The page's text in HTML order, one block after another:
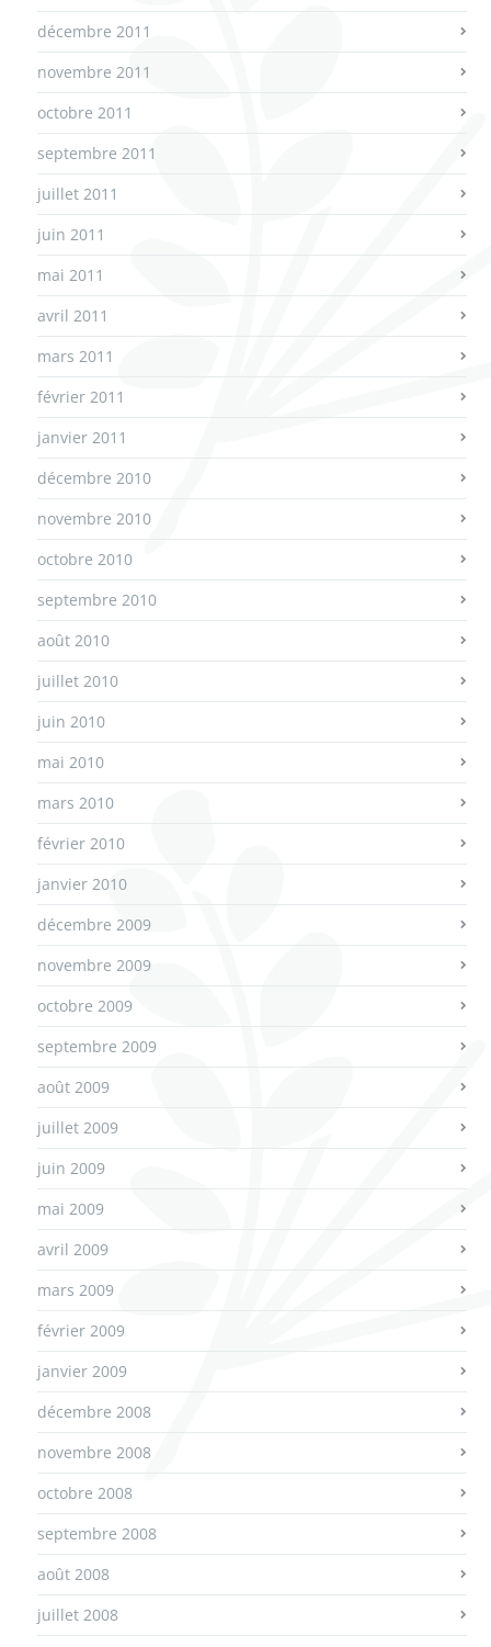
décembre 2011
novembre 2011
octobre 2011
septembre 2011
juillet 2011
juin 2011
mai 2011
avril 2011
mars 2011
février 2011
janvier 2011
décembre 2010
novembre 2010
octobre 2010
septembre 2010
août 2010
juillet 2010
juin 2010
mai 2010
mars 2010
février 2010
janvier 2010
décembre 2009
novembre 2009
octobre 2009
septembre 2009
août 2009
juillet 2009
juin 2009
mai 2009
avril 2009
mars 2009
février 2009
janvier 2009
décembre 2008
novembre 2008
octobre 2008
septembre 2008
août 2008
juillet 2008